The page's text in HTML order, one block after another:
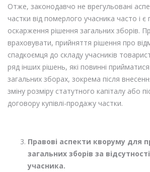
Отже, законодавчо не врегульовані
частки від померлого учасника часто і є
оскарження рішення загальних зборів.
враховувати, прийняття рішення про
спадкоємця до складу учасників
ряд інших рішень, які повинні
загальних зборах, зокрема після
зміну розміру статутного капіталу або
договору купівлі-продажу частки.
Правові аспекти кворуму для
загальних зборів за
учасника.